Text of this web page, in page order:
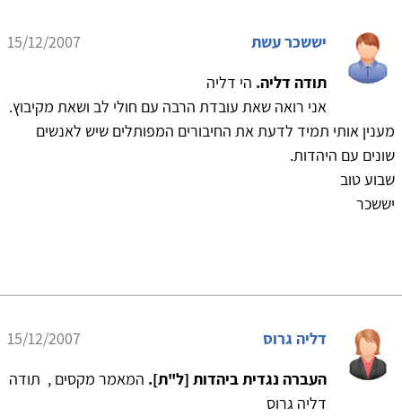
יששכר עשת
15/12/2007
תודה דליה. הי דליה
אני רואה שאת עובדת הרבה עם חולי לב ושאת מקיבוץ.
מענין אותי תמיד לדעת את החיבורים המפותלים שיש לאנשים
שונים עם היהדות.
שבוע טוב
יששכר
דליה גרוס
15/12/2007
העברה נגדית ביהדות [ל"ת]. המאמר מקסים , תודה
דליה גרוס